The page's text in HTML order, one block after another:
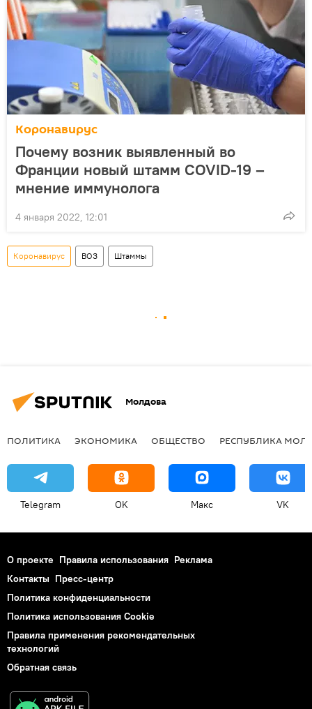
Коронавирус
Почему возник выявленный во
Франции новый штамм COVID-19 –
мнение иммунолога
4 января 2022, 12:01
Коронавирус ВОЗ Штаммы
Молдова
ПОЛИТИКА ЭКОНОМИКА ОБЩЕСТВО РЕСПУБЛИКА
Telegram OK Макс VK
О проекте Правила использования Реклама
Контакты Пресс-центр
Политика конфиденциальности
Политика использования Cookie
Правила применения рекомендательных
технологий
Обратная связь